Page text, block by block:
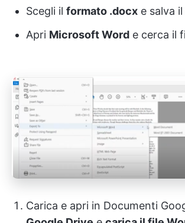
Scegli il formato .docx e salva
Apri Microsoft Word e cerca il
Carica e apri in Documenti